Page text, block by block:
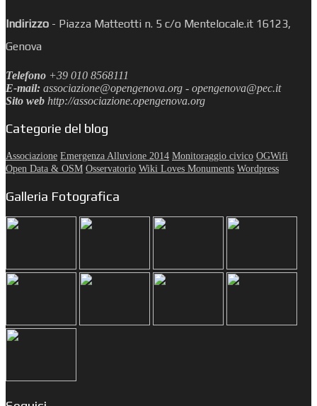
Indirizzo - Piazza Matteotti n. 5 c/o Mentelocale.it 16123,
Genova
Telefono +39 010 8568111
E-mail: associazione@opengenova.org - opengenova@pec.it
Sito web http://associazione.opengenova.org
Categorie del blog
Associazione Emergenza Alluvione 2014 Monitoraggio civico OGWifi
Open Data & OSM Osservatorio Wiki Loves Monuments Wordpress
Galleria Fotografica